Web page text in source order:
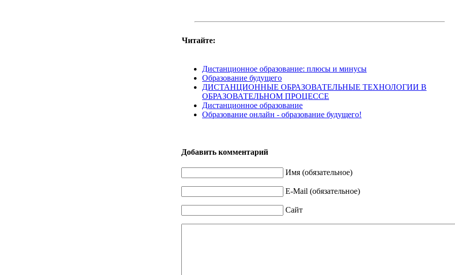
Читайте:
Дистанционное образование: плюсы и минусы
Образование будущего
ДИСТАНЦИОННЫЕ ОБРАЗОВАТЕЛЬНЫЕ ТЕХНОЛОГИИ В
ОБРАЗОВАТЕЛЬНОМ ПРОЦЕССЕ
Дистанционное образование
Образование онлайн - образование будущего!
Добавить комментарий
Имя (обязательное)
E-Mail (обязательное)
Сайт